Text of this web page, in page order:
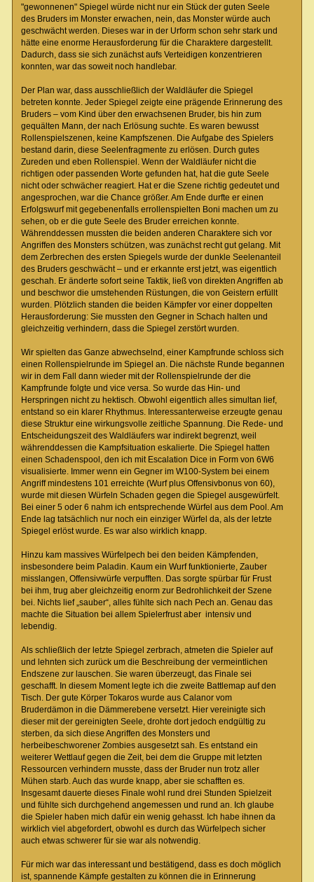
"gewonnenen" Spiegel würde nicht nur ein Stück der guten Seele
des Bruders im Monster erwachen, nein, das Monster würde auch
geschwächt werden. Dieses war in der Urform schon sehr stark und
hätte eine enorme Herausforderung für die Charaktere dargestellt.
Dadurch, dass sie sich zunächst aufs Verteidigen konzentrieren
konnten, war das soweit noch handlebar.
Der Plan war, dass ausschließlich der Waldläufer die Spiegel
betreten konnte. Jeder Spiegel zeigte eine prägende Erinnerung des
Bruders – vom Kind über den erwachsenen Bruder, bis hin zum
gequälten Mann, der nach Erlösung suchte. Es waren bewusst
Rollenspielszenen, keine Kampfszenen. Die Aufgabe des Spielers
bestand darin, diese Seelenfragmente zu erlösen. Durch gutes
Zureden und eben Rollenspiel. Wenn der Waldläufer nicht die
richtigen oder passenden Worte gefunden hat, hat die gute Seele
nicht oder schwächer reagiert. Hat er die Szene richtig gedeutet und
angesprochen, war die Chance größer. Am Ende durfte er einen
Erfolgswurf mit gegebenenfalls errollenspielten Boni machen um zu
sehen, ob er die gute Seele des Bruder erreichen konnte.
Währenddessen mussten die beiden anderen Charaktere sich vor
Angriffen des Monsters schützen, was zunächst recht gut gelang. Mit
dem Zerbrechen des ersten Spiegels wurde der dunkle Seelenanteil
des Bruders geschwächt – und er erkannte erst jetzt, was eigentlich
geschah. Er änderte sofort seine Taktik, ließ von direkten Angriffen ab
und beschwor die umstehenden Rüstungen, die von Geistern erfüllt
wurden. Plötzlich standen die beiden Kämpfer vor einer doppelten
Herausforderung: Sie mussten den Gegner in Schach halten und
gleichzeitig verhindern, dass die Spiegel zerstört wurden.
Wir spielten das Ganze abwechselnd, einer Kampfrunde schloss sich
einen Rollenspielrunde im Spiegel an. Die nächste Runde begannen
wir in dem Fall dann wieder mit der Rollenspielrunde der die
Kampfrunde folgte und vice versa. So wurde das Hin- und
Herspringen nicht zu hektisch. Obwohl eigentlich alles simultan lief,
entstand so ein klarer Rhythmus. Interessanterweise erzeugte genau
diese Struktur eine wirkungsvolle zeitliche Spannung. Die Rede- und
Entscheidungszeit des Waldläufers war indirekt begrenzt, weil
währenddessen die Kampfsituation eskalierte. Die Spiegel hatten
einen Schadenspool, den ich mit Escalation Dice in Form von 6W6
visualisierte. Immer wenn ein Gegner im W100-System bei einem
Angriff mindestens 101 erreichte (Wurf plus Offensivbonus von 60),
wurde mit diesen Würfeln Schaden gegen die Spiegel ausgewürfelt.
Bei einer 5 oder 6 nahm ich entsprechende Würfel aus dem Pool. Am
Ende lag tatsächlich nur noch ein einziger Würfel da, als der letzte
Spiegel erlöst wurde. Es war also wirklich knapp.
Hinzu kam massives Würfelpech bei den beiden Kämpfenden,
insbesondere beim Paladin. Kaum ein Wurf funktionierte, Zauber
misslangen, Offensivwürfe verpufften. Das sorgte spürbar für Frust
bei ihm, trug aber gleichzeitig enorm zur Bedrohlichkeit der Szene
bei. Nichts lief „sauber“, alles fühlte sich nach Pech an. Genau das
machte die Situation bei allem Spielerfrust aber intensiv und
lebendig.
Als schließlich der letzte Spiegel zerbrach, atmeten die Spieler auf
und lehnten sich zurück um die Beschreibung der vermeintlichen
Endszene zur lauschen. Sie waren überzeugt, das Finale sei
geschafft. In diesem Moment legte ich die zweite Battlemap auf den
Tisch. Der gute Körper Tokaros wurde aus Calanor vom
Bruderdämon in die Dämmerebene versetzt. Hier vereinigte sich
dieser mit der gereinigten Seele, drohte dort jedoch endgültig zu
sterben, da sich diese Angriffen des Monsters und
herbeibeschworener Zombies ausgesetzt sah. Es entstand ein
weiterer Wettlauf gegen die Zeit, bei dem die Gruppe mit letzten
Ressourcen verhindern musste, dass der Bruder nun trotz aller
Mühen starb. Auch das wurde knapp, aber sie schafften es.
Insgesamt dauerte dieses Finale wohl rund drei Stunden Spielzeit
und fühlte sich durchgehend angemessen und rund an. Ich glaube
die Spieler haben mich dafür ein wenig gehasst. Ich habe ihnen da
wirklich viel abgefordert, obwohl es durch das Würfelpech sicher
auch etwas schwerer für sie war als notwendig.
Für mich war das interessant und bestätigend, dass es doch möglich
ist, spannende Kämpfe gestalten zu können die in Erinnerung